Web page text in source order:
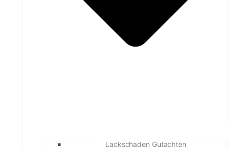
Lackschaden Gutachten